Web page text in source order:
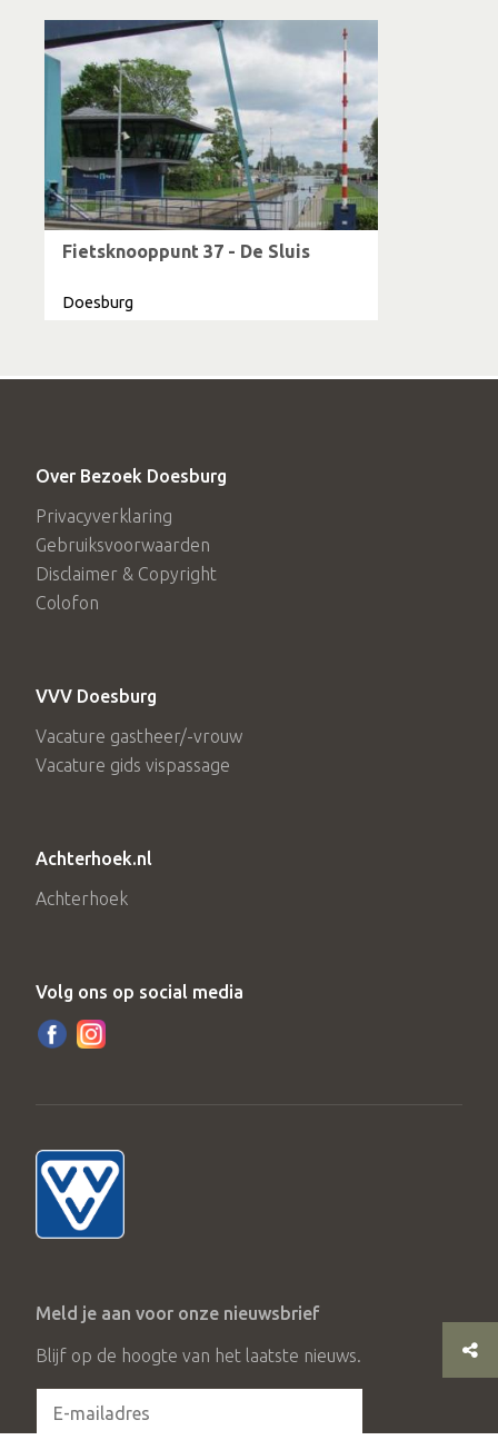
Fietsknooppunt 37 - De Sluis
Doesburg
Over Bezoek Doesburg
Privacyverklaring
Gebruiksvoorwaarden
Disclaimer & Copyright
Colofon
VVV Doesburg
Vacature gastheer/-vrouw
Vacature gids vispassage
Achterhoek.nl
Achterhoek
Volg ons op social media
Meld je aan voor onze nieuwsbrief
Blijf op de hoogte van het laatste nieuws.